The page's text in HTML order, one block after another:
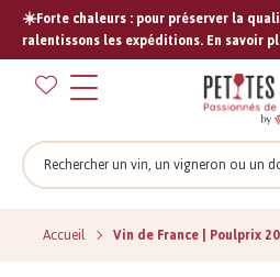
☀️Forte chaleurs : pour préserver la
ralentissons les expéditions. En savoir
Rechercher
Accueil Vin de France | Poulprix